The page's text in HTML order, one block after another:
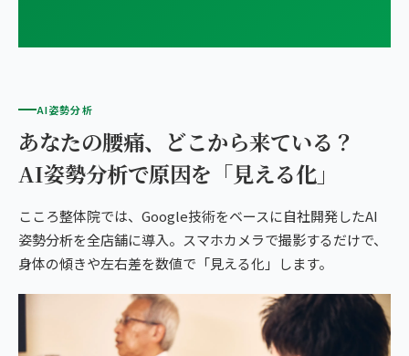
AI姿勢分析
あなたの腰痛、どこから来ている？
AI姿勢分析で原因を「見える化」
こころ整体院では、Google技術をベースに自社開発したAI
姿勢分析を全店舗に導入。スマホカメラで撮影するだけで、
身体の傾きや左右差を数値で「見える化」します。